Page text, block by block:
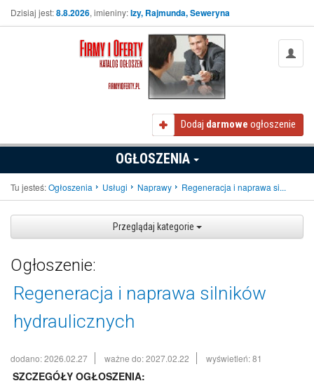
Dzisiaj jest:8.8.2026, imieniny:Izy, Rajmunda, Seweryna
Dodaj darmowe ogłoszenie
OGŁOSZENIA
Tu jesteś:Ogłoszenia Usługi Naprawy Regeneracja i naprawa si...
Przeglądaj kategorie
Ogłoszenie:
Regeneracja i naprawa silników
hydraulicznych
dodano: 2026.02.27 ważne do: 2027.02.22 wyświetleń: 81
SZCZEGÓŁY OGŁOSZENIA: